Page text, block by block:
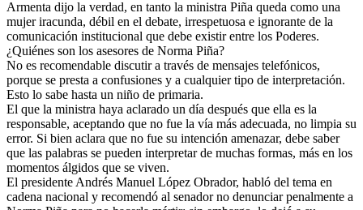
Armenta dijo la verdad, en tanto la ministra Piña queda como una
mujer iracunda, débil en el debate, irrespetuosa e ignorante de la
comunicación institucional que debe existir entre los Poderes.
¿Quiénes son los asesores de Norma Piña?
No es recomendable discutir a través de mensajes telefónicos,
porque se presta a confusiones y a cualquier tipo de interpretación.
Esto lo sabe hasta un niño de primaria.
El que la ministra haya aclarado un día después que ella es la
responsable, aceptando que no fue la vía más adecuada, no limpia su
error. Si bien aclara que no fue su intención amenazar, debe saber
que las palabras se pueden interpretar de muchas formas, más en los
momentos álgidos que se viven.
El presidente Andrés Manuel López Obrador, habló del tema en
cadena nacional y recomendó al senador no denunciar penalmente a